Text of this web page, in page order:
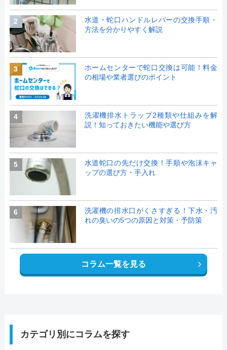
2
水道・蛇口ハンドルレバーの交換手順・
方法を分かりやすく解説
3
ホームセンターで蛇口交換は可能！料金
の相場や業者選びのポイント
4
洗濯機排水トラップ2種類や仕組みを解
説！知っておきたい機能や選び方
5
水道蛇口の先だけ交換！手順や泡沫キャ
ップの選び方・手入れ
6
洗濯機の排水口がくさすぎる！下水・汚
れの臭いの5つの原因と対策・予防策
コラム一覧を見る
カテゴリ別にコラムを探す